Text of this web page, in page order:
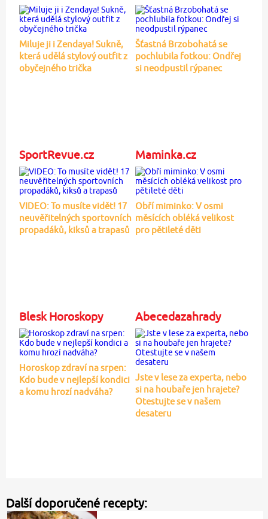
Miluje ji i Zendaya! Sukně,
která udělá stylový outfit z
obyčejného trička
Šťastná Brzobohatá se
pochlubila fotkou: Ondřej
si neodpustil rýpanec
SportRevue.cz
VIDEO: To musíte vidět! 17
neuvěřitelných sportovních
propadáků, kiksů a trapasů
Maminka.cz
Obří miminko: V osmi
měsících obléká velikost
pro pětileté děti
Blesk Horoskopy
Horoskop zdraví na srpen:
Kdo bude v nejlepší kondici
a komu hrozí nadváha?
Abecedazahrady
Jste v lese za experta, nebo
si na houbaře jen hrajete?
Otestujte se v našem
desateru
Další doporučené recepty: